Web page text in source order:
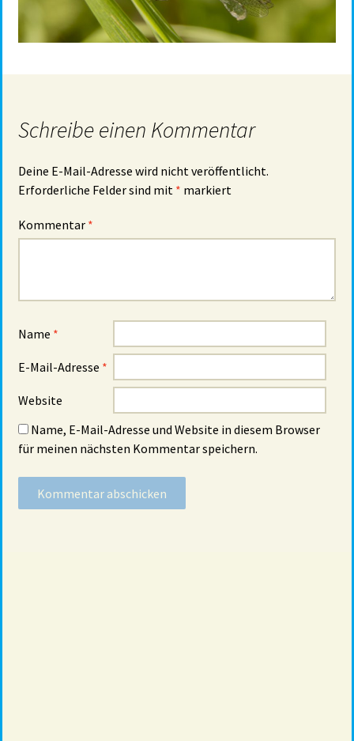
Schreibe einen Kommentar
Deine E-Mail-Adresse wird nicht veröffentlicht.
Erforderliche Felder sind mit * markiert
Kommentar *
Name *
E-Mail-Adresse *
Website
Name, E-Mail-Adresse und Website in diesem Browser
für meinen nächsten Kommentar speichern.